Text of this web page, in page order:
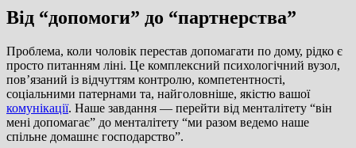
Від “допомоги” до “партнерства”
Проблема, коли чоловік перестав допомагати по дому, рідко є
просто питанням ліні. Це комплексний психологічний вузол,
пов’язаний із відчуттям контролю, компетентності,
соціальними патернами та, найголовніше, якістю вашої
комунікації. Наше завдання — перейти від менталітету “він
мені допомагає” до менталітету “ми разом ведемо наше
спільне домашнє господарство”.